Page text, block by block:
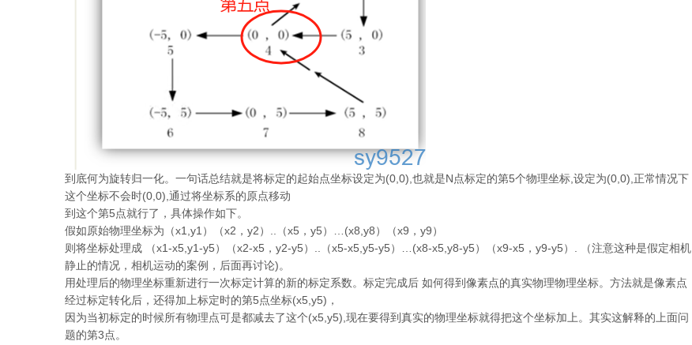
到底何为旋转归一化。一句话总结就是将标定的起始点坐标设定为(0,0),也就是N点标定的第5个物理坐标,设定为(0,0),正常情况下
这个坐标不会时(0,0),通过将坐标系的原点移动
到这个第5点就行了，具体操作如下。
假如原始物理坐标为（x1,y1）（x2，y2）..（x5，y5）…(x8,y8）（x9，y9）
则将坐标处理成 （x1-x5,y1-y5）（x2-x5，y2-y5）..（x5-x5,y5-y5）…(x8-x5,y8-y5）（x9-x5，y9-y5）. （注意这种是假定相机
静止的情况，相机运动的案例，后面再讨论)。
用处理后的物理坐标重新进行一次标定计算的新的标定系数。标定完成后 如何得到像素点的真实物理物理坐标。方法就是像素点
经过标定转化后，还得加上标定时的第5点坐标(x5,y5)，
因为当初标定的时候所有物理点可是都减去了这个(x5,y5),现在要得到真实的物理坐标就得把这个坐标加上。其实这解释的上面问
题的第3点。